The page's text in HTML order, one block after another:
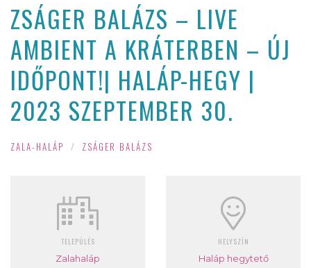
ZSÁGER BALÁZS – LIVE
AMBIENT A KRÁTERBEN – ÚJ
IDŐPONT!| HALÁP-HEGY |
2023 SZEPTEMBER 30.
ZALA-HALÁP / ZSÁGER BALÁZS
TELEPÜLÉS
Zalahaláp
HELYSZÍN
Haláp hegytető